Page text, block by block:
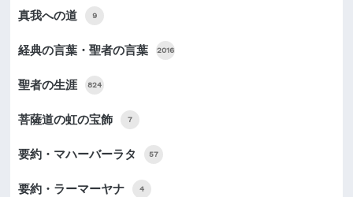
真我への道 9
経典の言葉・聖者の言葉 2016
聖者の生涯 824
菩薩道の虹の宝飾 7
要約・マハーバーラタ 57
要約・ラーマーヤナ 4